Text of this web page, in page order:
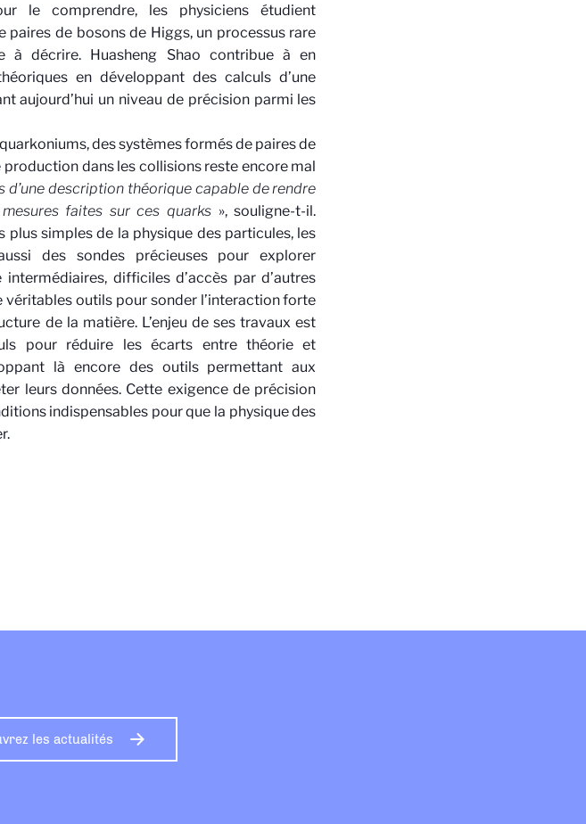
le comprendre, les physiciens étudient
de bosons de Higgs, un processus rare
à décrire. Huasheng Shao contribue à en
en développant des calculs d’une
aujourd’hui un niveau de précision parmi les
quarkoniums, des systèmes formés de paires de
dans les collisions reste encore mal
d’une description théorique capable de rendre
faites sur ces quarks », souligne-t-il.
simples de la physique des particules, les
des sondes précieuses pour explorer
intermédiaires, difficiles d’accès par d’autres
véritables outils pour sonder l’interaction forte
de la matière. L’enjeu de ses travaux est
pour réduire les écarts entre théorie et
là encore des outils permettant aux
leurs données. Cette exigence de précision
indispensables pour que la physique des
les actualités